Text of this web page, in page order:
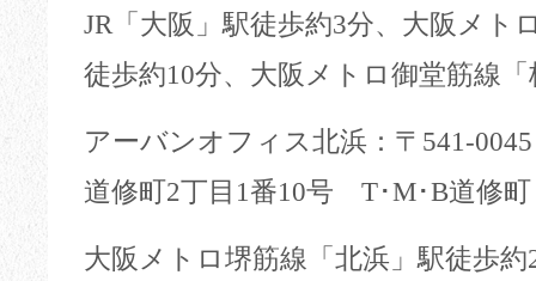
JR「大阪」駅徒歩約3分、大阪メト
徒歩約10分、大阪メトロ御堂筋線
アーバンオフィス北浜：〒541-
道修町2丁目1番10号 T･M･B道修
大阪メトロ堺筋線「北浜」駅徒歩約